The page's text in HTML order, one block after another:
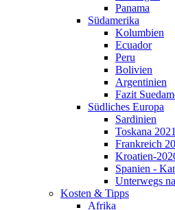
Panama
Südamerika
Kolumbien
Ecuador
Peru
Bolivien
Argentinien
Fazit
Südliches Europa
Sardinien
Toskana 2021
Frankreich
Kroatien-
Spanien -
Unterwegs
Kosten & Tipps
Afrika